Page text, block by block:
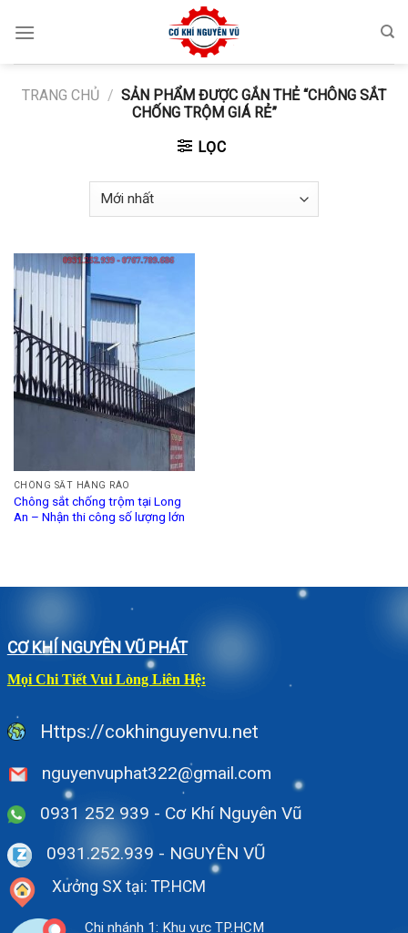
TRANG CHỦ / SẢN PHẨM ĐƯỢC GẮN THẺ “CHÔNG SẮT
CHỐNG TRỘM GIÁ RẺ”
LỌC
CHÔNG SẮT HÀNG RÀO
Chông sắt chống trộm tại Long
An – Nhận thi công số lượng lớn
CƠ KHÍ NGUYÊN VŨ PHÁT
Mọi Chi Tiết Vui Lòng Liên Hệ:
Https://cokhinguyenvu.net
nguyenvuphat322@gmail.com
0931 252 939 - Cơ Khí Nguyên Vũ
0931.252.939 - NGUYÊN VŨ
Xưởng SX tại: TP.HCM
Chi nhánh 1: Khu vực TP.HCM